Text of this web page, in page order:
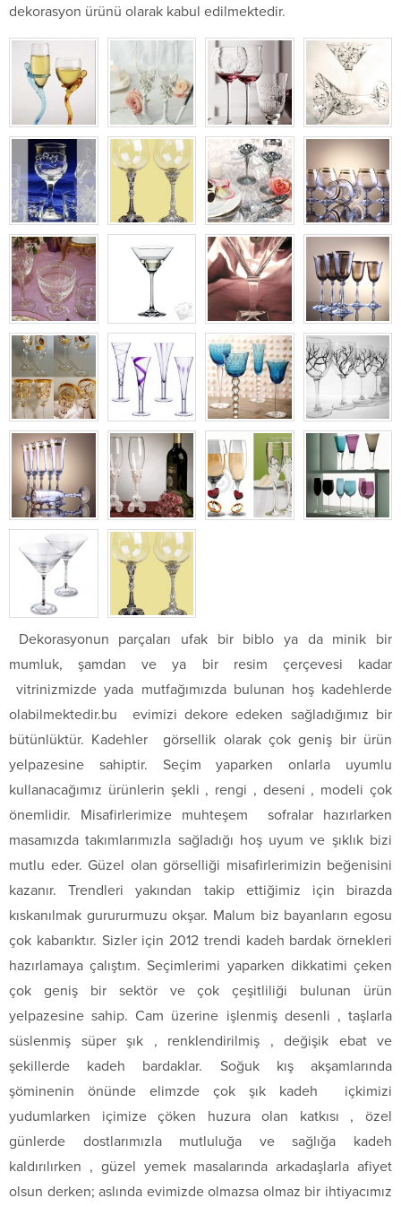
dekorasyon ürünü olarak kabul edilmektedir.
Dekorasyonun parçaları ufak bir biblo ya da minik bir
mumluk, şamdan ve ya bir resim çerçevesi kadar
vitrinizmizde yada mutfağımızda bulunan hoş kadehlerde
olabilmektedir.bu evimizi dekore edeken sağladığımız bir
bütünlüktür. Kadehler görsellik olarak çok geniş bir ürün
yelpazesine sahiptir. Seçim yaparken onlarla uyumlu
kullanacağımız ürünlerin şekli , rengi , deseni , modeli çok
önemlidir. Misafirlerimize muhteşem sofralar hazırlarken
masamızda takımlarımızla sağladığı hoş uyum ve şıklık bizi
mutlu eder. Güzel olan görselliği misafirlerimizin beğenisini
kazanır. Trendleri yakından takip ettiğimiz için birazda
kıskanılmak gurururmuzu okşar. Malum biz bayanların egosu
çok kabarıktır. Sizler için 2012 trendi kadeh bardak örnekleri
hazırlamaya çalıştım. Seçimlerimi yaparken dikkatimi çeken
çok geniş bir sektör ve çok çeşitliliği bulunan ürün
yelpazesine sahip. Cam üzerine işlenmiş desenli , taşlarla
süslenmiş süper şık , renklendirilmiş , değişik ebat ve
şekillerde kadeh bardaklar. Soğuk kış akşamlarında
şöminenin önünde elimzde çok şık kadeh içkimizi
yudumlarken içimize çöken huzura olan katkısı , özel
günlerde dostlarımızla mutluluğa ve sağlığa kadeh
kaldırılırken , güzel yemek masalarında arkadaşlarla afiyet
olsun derken; aslında evimizde olmazsa olmaz bir ihtiyacımız